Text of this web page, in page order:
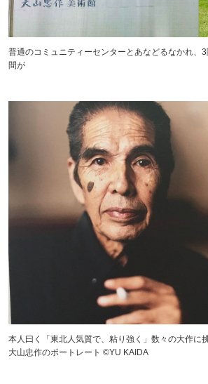
普通のコミュニティーセンターとあなどるなかれ、
間が
本人曰く「東北人気質で、粘り強く」数々の大作に
大山忠作のポートレート ©YU KAIDA